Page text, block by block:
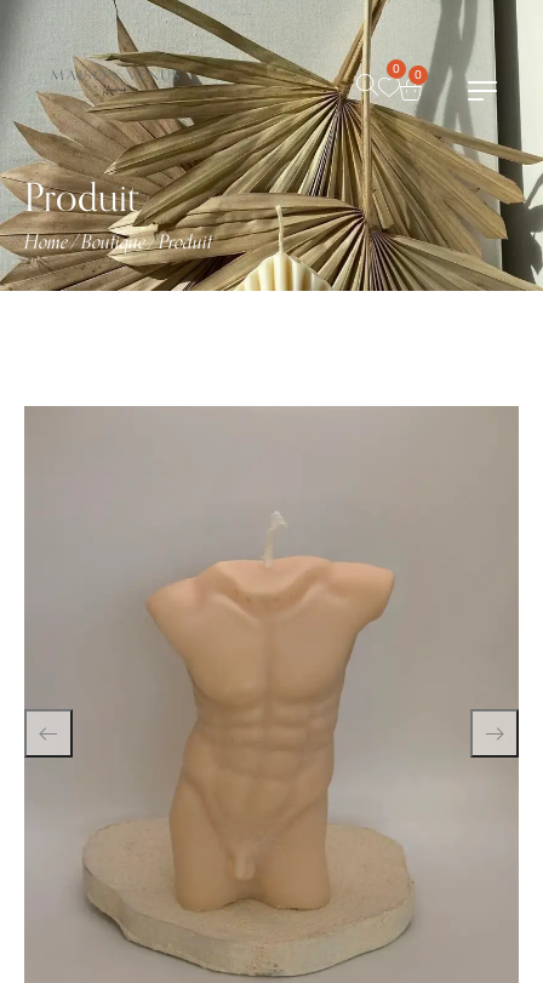
0 0
Produit
Home/Boutique/Produit